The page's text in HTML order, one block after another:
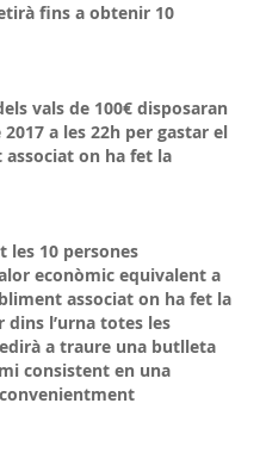
fins a obtenir 10
vals de 100€ disposaran
a les 22h per gastar el
on ha fet la
les 10 persones
econòmic equivalent a
associat on ha fet la
l’urna totes les
a traure una butlleta
consistent en una